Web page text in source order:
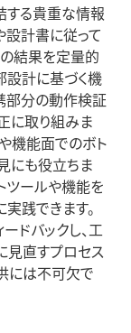
する貴重な情報
設計書に従って
結果を定量的
設計に基づく機
部分の動作検証
に取り組みま
機能面でのボト
にも役立ちま
ツールや機能を
践できます。
ドバックし、工
見直すプロセス
には不可欠で